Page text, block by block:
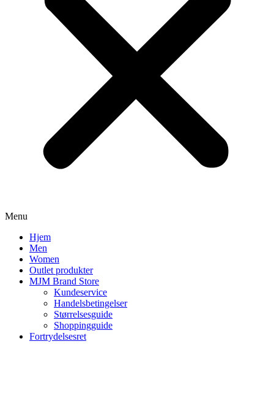
Menu
Hjem
Men
Women
Outlet produkter
MJM Brand Store
Kundeservice
Handelsbetingelser
Størrelsesguide
Shoppingguide
Fortrydelsesret